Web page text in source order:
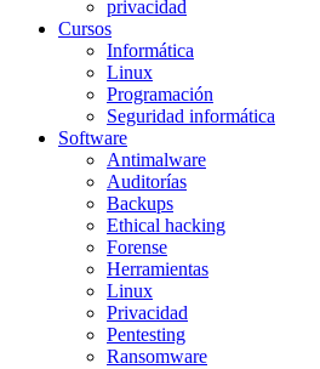
privacidad
Cursos
Informática
Linux
Programación
Seguridad informática
Software
Antimalware
Auditorías
Backups
Ethical hacking
Forense
Herramientas
Linux
Privacidad
Pentesting
Ransomware